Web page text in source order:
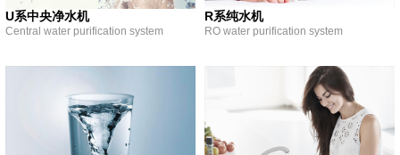
U系中央净水机
Central water purification system
R系纯水机
RO water purification system